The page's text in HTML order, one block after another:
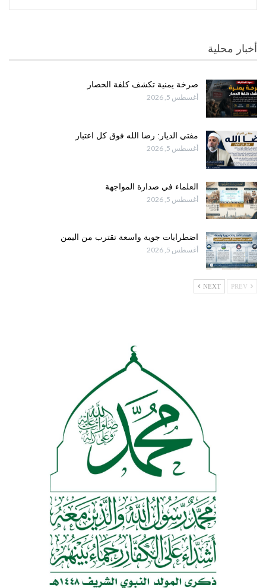
أخبار محلية
صرخة يمنية تكشف كلفة الحصار
أغسطس 5, 2026
مفتي الديار: رضا الله فوق كل اعتبار
أغسطس 5, 2026
العلماء في صدارة المواجهة
أغسطس 5, 2026
اضطرابات جوية واسعة تقترب من اليمن
أغسطس 5, 2026
NEXT